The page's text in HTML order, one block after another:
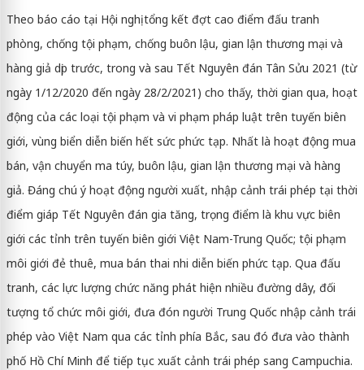
Theo báo cáo tại Hội nghị tổng kết đợt cao điểm đấu tranh
phòng, chống tội phạm, chống buôn lậu, gian lận thương mại và
hàng giả dịp trước, trong và sau Tết Nguyên đán Tân Sửu 2021 (từ
ngày 1/12/2020 đến ngày 28/2/2021) cho thấy, thời gian qua, hoạt
động của các loại tội phạm và vi phạm pháp luật trên tuyến biên
giới, vùng biển diễn biến hết sức phức tạp. Nhất là hoạt động mua
bán, vận chuyển ma túy, buôn lậu, gian lận thương mại và hàng
giả. Đáng chú ý hoạt động người xuất, nhập cảnh trái phép tại thời
điểm giáp Tết Nguyên đán gia tăng, trọng điểm là khu vực biên
giới các tỉnh trên tuyến biên giới Việt Nam-Trung Quốc; tội phạm
môi giới đẻ thuê, mua bán thai nhi diễn biến phức tạp. Qua đấu
tranh, các lực lượng chức năng phát hiện nhiều đường dây, đối
tượng tổ chức môi giới, đưa đón người Trung Quốc nhập cảnh trái
phép vào Việt Nam qua các tỉnh phía Bắc, sau đó đưa vào thành
phố Hồ Chí Minh để tiếp tục xuất cảnh trái phép sang Campuchia.